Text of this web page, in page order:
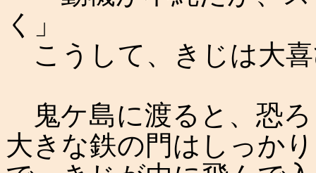
く」
こうして、きじは大
鬼ケ島に渡ると、恐
大きな鉄の門はしっか